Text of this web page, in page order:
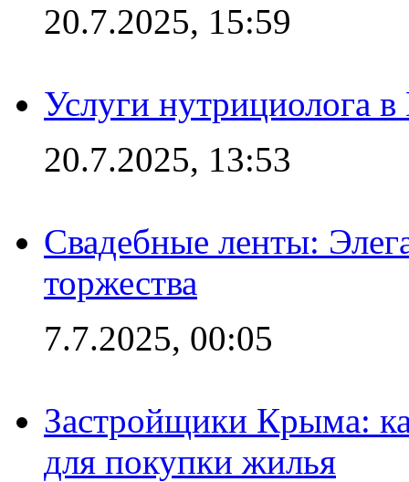
20.7.2025, 15:59
Услуги нутрициолога
20.7.2025, 13:53
Свадебные ленты:
торжества
7.7.2025, 00:05
Застройщики Крыма:
для покупки жилья